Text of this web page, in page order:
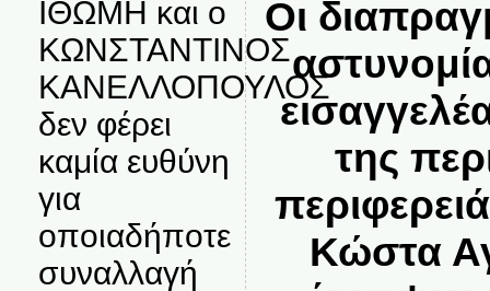
ΙΘΩΜΗ και ο
ΚΩΝΣΤΑΝΤΙΝΟΣ
ΚΑΝΕΛΛΟΠΟΥΛΟΣ
δεν φέρει
καμία ευθύνη
για
οποιαδήποτε
συναλλαγή
Οι
της
Κώστα